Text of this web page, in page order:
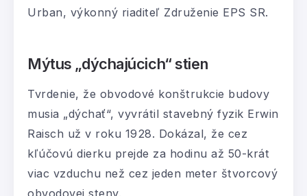
Urban, výkonný riaditeľ Združenie EPS SR.
Mýtus „dýchajúcich“ stien
Tvrdenie, že obvodové konštrukcie budovy
musia „dýchať“, vyvrátil stavebný fyzik Erwin
Raisch už v roku 1928. Dokázal, že cez
kľúčovú dierku prejde za hodinu až 50-krát
viac vzduchu než cez jeden meter štvorcový
obvodovej steny.